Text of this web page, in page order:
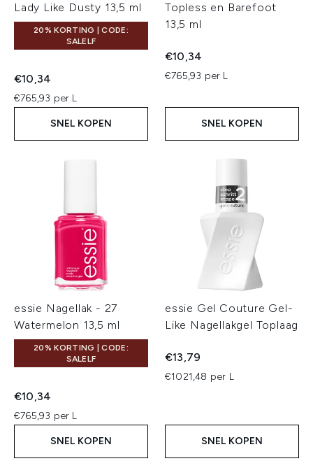
Lady Like Dusty 13,5 ml
20% KORTING | CODE:
SALELF
€10,34
€765,93 per L
SNEL KOPEN
Topless en Barefoot
13,5 ml
€10,34
€765,93 per L
SNEL KOPEN
essie Nagellak - 27
Watermelon 13,5 ml
20% KORTING | CODE:
SALELF
€10,34
€765,93 per L
SNEL KOPEN
essie Gel Couture Gel-
Like Nagellakgel Toplaag
€13,79
€1021,48 per L
SNEL KOPEN